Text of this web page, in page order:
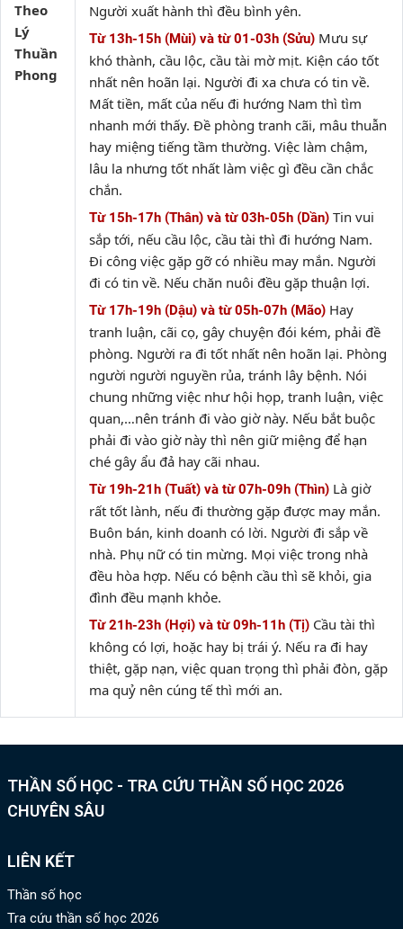
Theo
Lý
Thuần
Phong
Người xuất hành thì đều bình yên.
Từ 13h-15h (Mùi) và từ 01-03h (Sửu) Mưu sự
khó thành, cầu lộc, cầu tài mờ mịt. Kiện cáo tốt
nhất nên hoãn lại. Người đi xa chưa có tin về.
Mất tiền, mất của nếu đi hướng Nam thì tìm
nhanh mới thấy. Đề phòng tranh cãi, mâu thuẫn
hay miệng tiếng tầm thường. Việc làm chậm,
lâu la nhưng tốt nhất làm việc gì đều cần chắc
chắn.
Từ 15h-17h (Thân) và từ 03h-05h (Dần) Tin vui
sắp tới, nếu cầu lộc, cầu tài thì đi hướng Nam.
Đi công việc gặp gỡ có nhiều may mắn. Người
đi có tin về. Nếu chăn nuôi đều gặp thuận lợi.
Từ 17h-19h (Dậu) và từ 05h-07h (Mão) Hay
tranh luận, cãi cọ, gây chuyện đói kém, phải đề
phòng. Người ra đi tốt nhất nên hoãn lại. Phòng
người người nguyền rủa, tránh lây bệnh. Nói
chung những việc như hội họp, tranh luận, việc
quan,…nên tránh đi vào giờ này. Nếu bắt buộc
phải đi vào giờ này thì nên giữ miệng để hạn
ché gây ẩu đả hay cãi nhau.
Từ 19h-21h (Tuất) và từ 07h-09h (Thìn) Là giờ
rất tốt lành, nếu đi thường gặp được may mắn.
Buôn bán, kinh doanh có lời. Người đi sắp về
nhà. Phụ nữ có tin mừng. Mọi việc trong nhà
đều hòa hợp. Nếu có bệnh cầu thì sẽ khỏi, gia
đình đều mạnh khỏe.
Từ 21h-23h (Hợi) và từ 09h-11h (Tị) Cầu tài thì
không có lợi, hoặc hay bị trái ý. Nếu ra đi hay
thiệt, gặp nạn, việc quan trọng thì phải đòn, gặp
ma quỷ nên cúng tế thì mới an.
THẦN SỐ HỌC - TRA CỨU THẦN SỐ HỌC 2026
CHUYÊN SÂU
LIÊN KẾT
Thần số học
Tra cứu thần số học 2026